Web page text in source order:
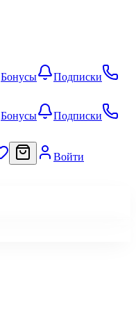
Бонусы
Подписки
Бонусы
Подписки
Войти